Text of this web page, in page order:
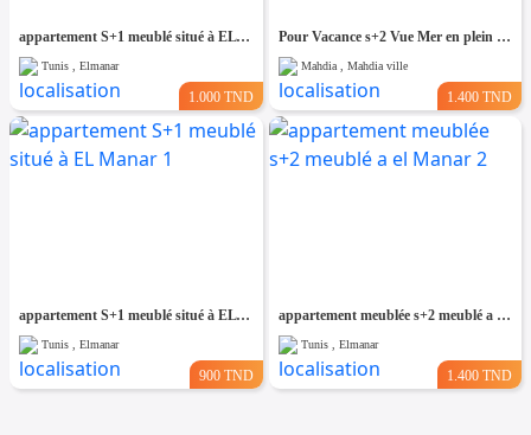
appartement S+1 meublé situé à EL Manar 1
Tunis , Elmanar
1.000 TND
Pour Vacance s+2 Vue Mer en plein Zone Touristique Mahdia
Mahdia , Mahdia ville
1.400 TND
appartement S+1 meublé situé à EL Manar 1
Tunis , Elmanar
900 TND
appartement meublée s+2 meublé a el Manar 2
Tunis , Elmanar
1.400 TND